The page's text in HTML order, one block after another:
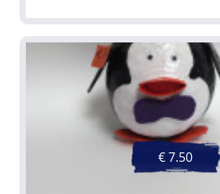
€ 7.50